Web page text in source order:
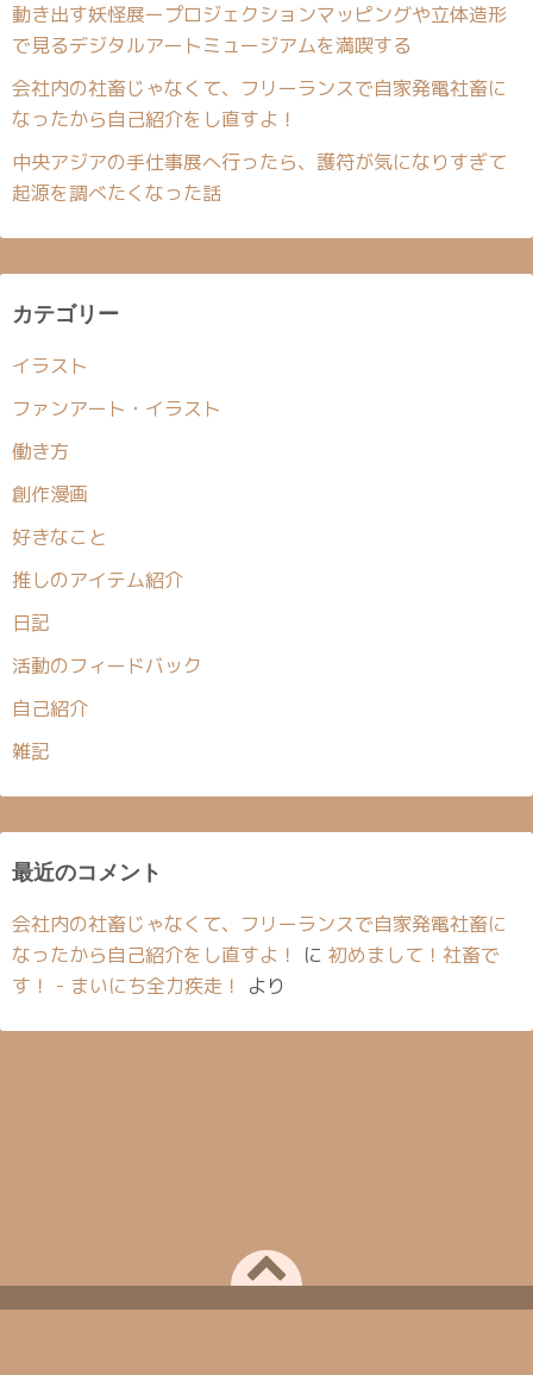
動き出す妖怪展ープロジェクションマッピングや立体造形
で見るデジタルアートミュージアムを満喫する
会社内の社畜じゃなくて、フリーランスで自家発電社畜に
なったから自己紹介をし直すよ！
中央アジアの手仕事展へ行ったら、護符が気になりすぎて
起源を調べたくなった話
カテゴリー
イラスト
ファンアート・イラスト
働き方
創作漫画
好きなこと
推しのアイテム紹介
日記
活動のフィードバック
自己紹介
雑記
最近のコメント
会社内の社畜じゃなくて、フリーランスで自家発電社畜に
なったから自己紹介をし直すよ！
に 初めまして！社畜で
す！ - まいにち全力疾走！
より